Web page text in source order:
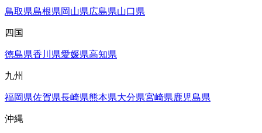
鳥取県島根県岡山県広島県山口県
四国
徳島県香川県愛媛県高知県
九州
福岡県佐賀県長崎県熊本県大分県宮崎県鹿児島県
沖縄